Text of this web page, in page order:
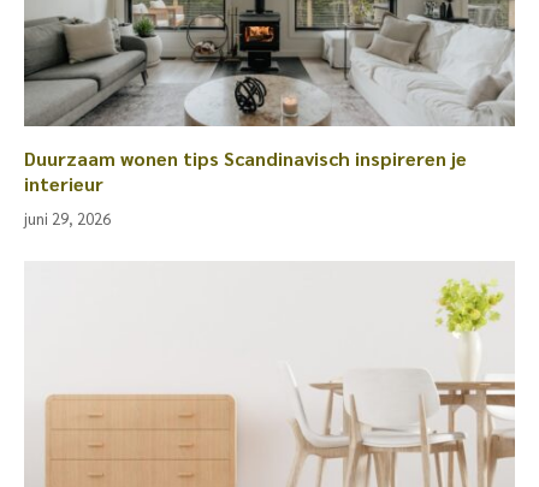
Duurzaam wonen tips Scandinavisch inspireren je
interieur
juni 29, 2026